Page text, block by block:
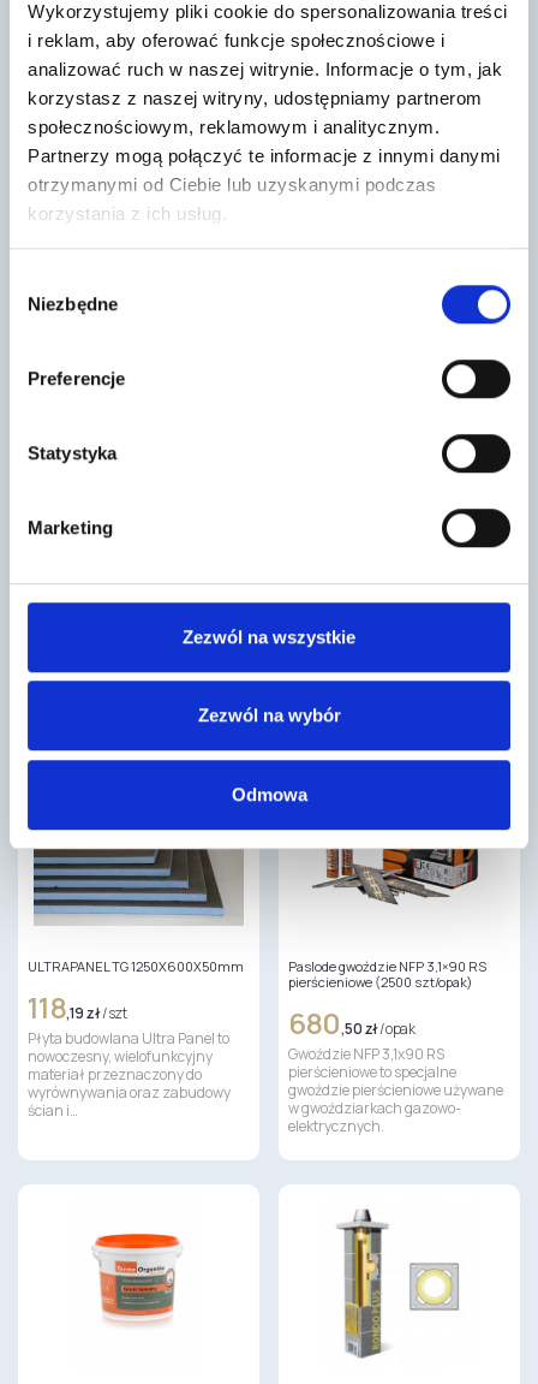
Wykorzystujemy pliki cookie do spersonalizowania treści
i reklam, aby oferować funkcje społecznościowe i
analizować ruch w naszej witrynie. Informacje o tym, jak
korzystasz z naszej witryny, udostępniamy partnerom
społecznościowym, reklamowym i analitycznym.
Partnerzy mogą połączyć te informacje z innymi danymi
otrzymanymi od Ciebie lub uzyskanymi podczas
korzystania z ich usług.
zgody
Niezbędne
Preferencje
Statystyka
Marketing
Zezwól na wszystkie
Zezwól na wybór
Odmowa
Euromix Zaprawa murarska EX 9.01
M-15/ 25 kg
19,37 zł/ szt
EX 9.01 to zaprawa murarska
produkowana fabrycznie według
projektu, ogólnego
stosowania…
Pustak szal. 50x24x25 T-sz25 W/N
TA 30szt/pal
8,54 zł/ szt
Pustak szalunkowy o wymiarach
50x24x25 cm jest solidnym
piwnicznych.…
Fuga Monolit (kolor 47 Gold White)
Glazurnika to wysokoelastyczna
spoina poliasparginowa,
szczególnie polecana do
profilowania narożników
zewnętrznych…
Fuga Monolit (kolor 80 Wooden
230,00 zł/ szt
Fuga Monolit produkcji Technika
Glazurnika to wysokoelastyczna
spoina poliasparginowa,
profilowania narożników
ULTRAPANEL TG 1250X600X50mm
118,19 zł/ szt
Płyta budowlana Ultra Panel to
nowoczesny, wielofunkcyjny
materiał przeznaczony do
wyrównywania oraz zabudowy
ścian i…
Paslode gwoździe NFP 3,1×90 RS
pierścieniowe (2500 szt/opak)
680,50 zł/ opak
Gwoździe NFP 3,1x90 RS
pierścieniowe to specjalne
gwoździe pierścieniowe używane
w gwoździarkach gazowo-
elektrycznych.